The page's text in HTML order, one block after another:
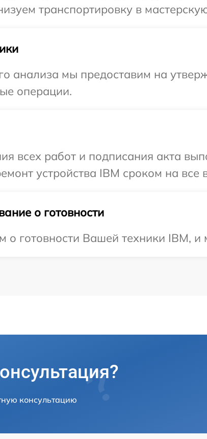
транспортировку в
анализа мы предоставим на
операции.
всех работ и подписания акта
устройства IBM сроком на все
о готовности
готовности Вашей техники IBM, и
консультацию